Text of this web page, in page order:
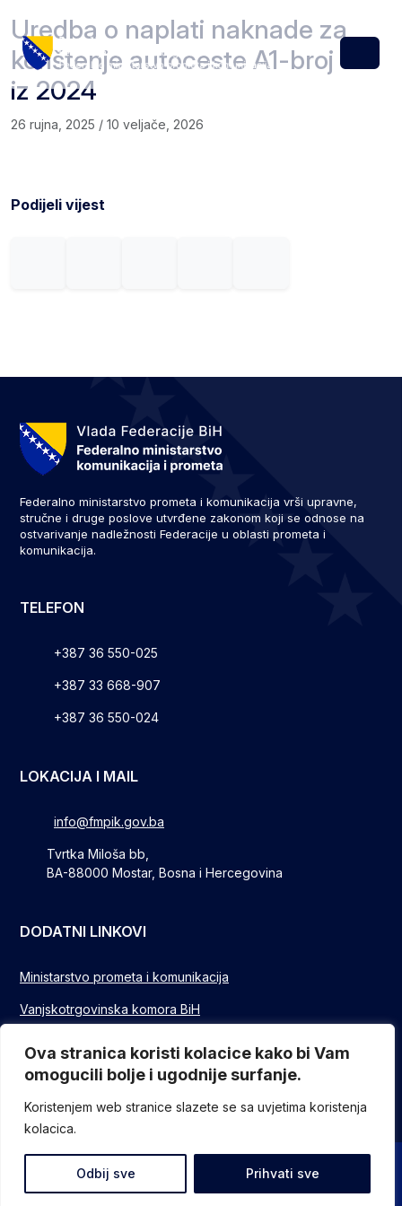
Ova stranica koristi kolacice kako bi Vam
omogucili bolje i ugodnije surfanje.
Koristenjem web stranice slazete se sa uvjetima koristenja
kolacica.
Odbij sve Prihvati sve
Menu
Uredba o naplati naknade za
korištenje autoceste A1-broj 63
iz 2024
26 rujna, 2025 / 10 veljače, 2026
Podijeli vijest
Federalno ministarstvo prometa i komunikacija vrši upravne,
stručne i druge poslove utvrđene zakonom koji se odnose na
ostvarivanje nadležnosti Federacije u oblasti prometa i
komunikacija.
TELEFON
+387 36 550-025
+387 33 668-907
+387 36 550-024
LOKACIJA I MAIL
info@fmpik.gov.ba
Tvrtka Miloša bb,
BA-88000 Mostar, Bosna i Hercegovina
DODATNI LINKOVI
Ministarstvo prometa i komunikacija
Vanjskotrgovinska komora BiH
FUZIP Sarajevo
© Sva prava pridržana - Federalno ministarstvo komunikacija i
prometa // Design and devlopment